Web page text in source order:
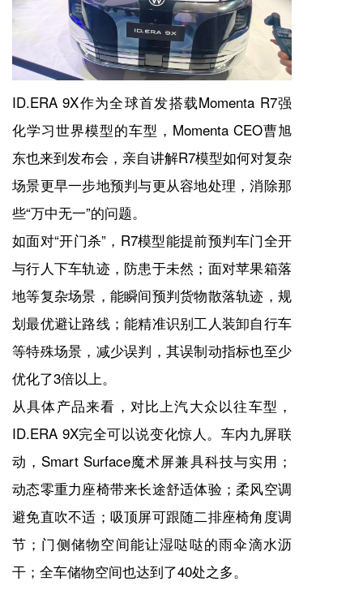
ID.ERA 9X作为全球首发搭载Momenta R7强
化学习世界模型的车型，Momenta CEO曹旭
东也来到发布会，亲自讲解R7模型如何对复杂
场景更早一步地预判与更从容地处理，消除那
些“万中无一”的问题。
如面对“开门杀”，R7模型能提前预判车门全开
与行人下车轨迹，防患于未然；面对苹果箱落
地等复杂场景，能瞬间预判货物散落轨迹，规
划最优避让路线；能精准识别工人装卸自行车
等特殊场景，减少误判，其误制动指标也至少
优化了3倍以上。
从具体产品来看，对比上汽大众以往车型，
ID.ERA 9X完全可以说变化惊人。车内九屏联
动，Smart Surface魔术屏兼具科技与实用；
动态零重力座椅带来长途舒适体验；柔风空调
避免直吹不适；吸顶屏可跟随二排座椅角度调
节；门侧储物空间能让湿哒哒的雨伞滴水沥
干；全车储物空间也达到了40处之多。